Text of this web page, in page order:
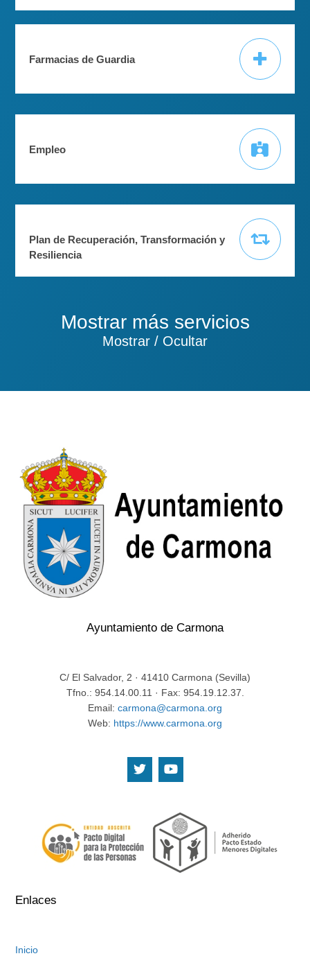
Farmacias de Guardia
Empleo
Plan de Recuperación, Transformación y
Resiliencia
Mostrar más servicios
Mostrar / Ocultar
Ayuntamiento de Carmona
C/ El Salvador, 2 · 41410 Carmona (Sevilla)
Tfno.: 954.14.00.11 · Fax: 954.19.12.37.
Email: carmona@carmona.org
Web: https://www.carmona.org
Enlaces
Inicio